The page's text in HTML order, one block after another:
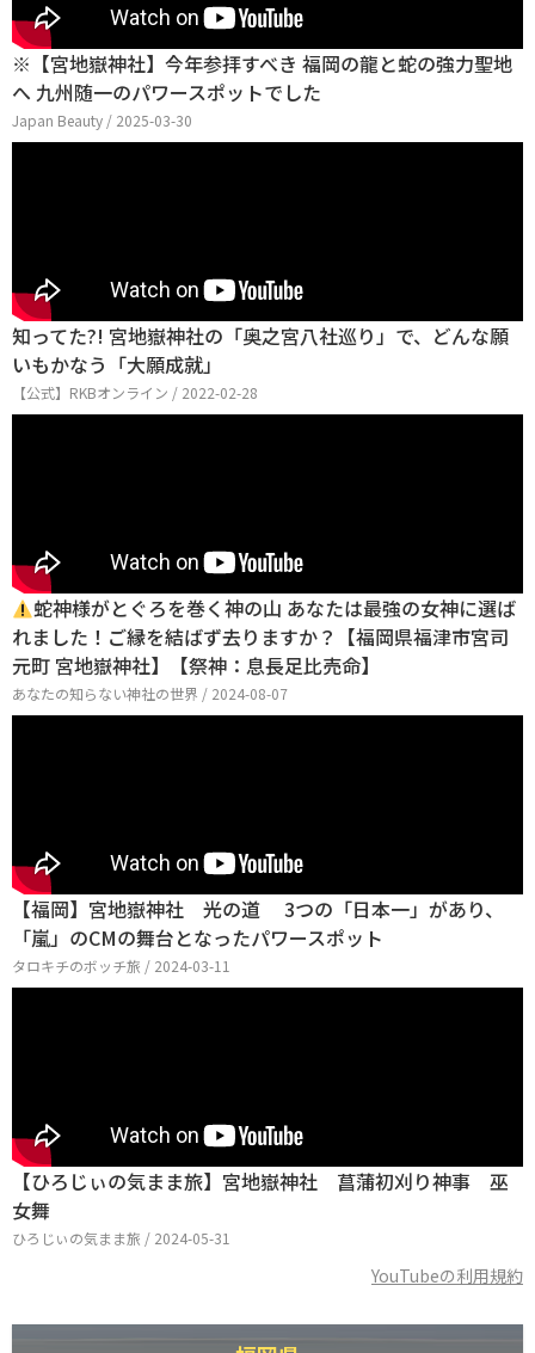
※【宮地嶽神社】今年参拝すべき 福岡の龍と蛇の強力聖地
へ 九州随一のパワースポットでした
Japan Beauty / 2025-03-30
知ってた?! 宮地嶽神社の「奥之宮八社巡り」で、どんな願
いもかなう「大願成就」
【公式】RKBオンライン / 2022-02-28
蛇神様がとぐろを巻く神の山 あなたは最強の女神に選ば
れました！ご縁を結ばず去りますか？【福岡県福津市宮司
元町 宮地嶽神社】【祭神：息長足比売命】
あなたの知らない神社の世界 / 2024-08-07
【福岡】宮地嶽神社 光の道 3つの「日本一」があり、
「嵐」のCMの舞台となったパワースポット
タロキチのボッチ旅 / 2024-03-11
【ひろじぃの気まま旅】宮地嶽神社 菖蒲初刈り神事 巫
女舞
ひろじぃの気まま旅 / 2024-05-31
YouTubeの利用規約